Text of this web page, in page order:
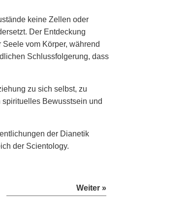
keine Zellen oder
Der Entdeckung
vom Körper, während
Schlussfolgerung, dass
zu sich selbst, zu
Bewusstsein und
der Dianetik
der Scientology.
Weiter »